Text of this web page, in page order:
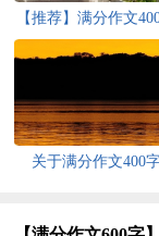
【推荐】满分作文
关于满分作文400